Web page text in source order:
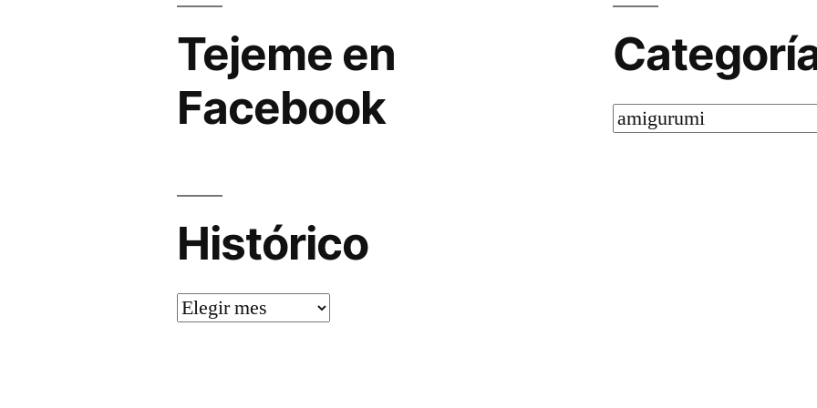
Tejeme en
Facebook
Categorías
Histórico
Histórico